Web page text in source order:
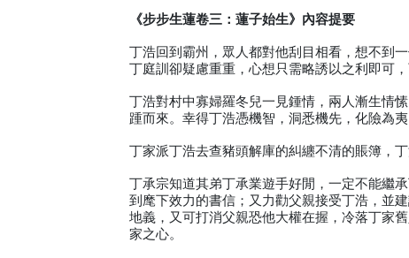
《步步生蓮卷三：蓮子始生》內容提要
丁浩回到霸州，眾人都對他刮目相看，想不到
丁庭訓卻疑慮重重，心想只需略誘以之利即可
丁浩對村中寡婦羅冬兒一見鍾情，兩人漸生情
踵而來。幸得丁浩憑機智，洞悉機先，化險為夷
丁家派丁浩去查豬頭解庫的糾纏不清的賬簿，
丁承宗知道其弟丁承業遊手好閒，一定不能繼
到麾下效力的書信；又力勸父親接受丁浩，並
地義，又可打消父親恐他大權在握，冷落丁家
家之心。